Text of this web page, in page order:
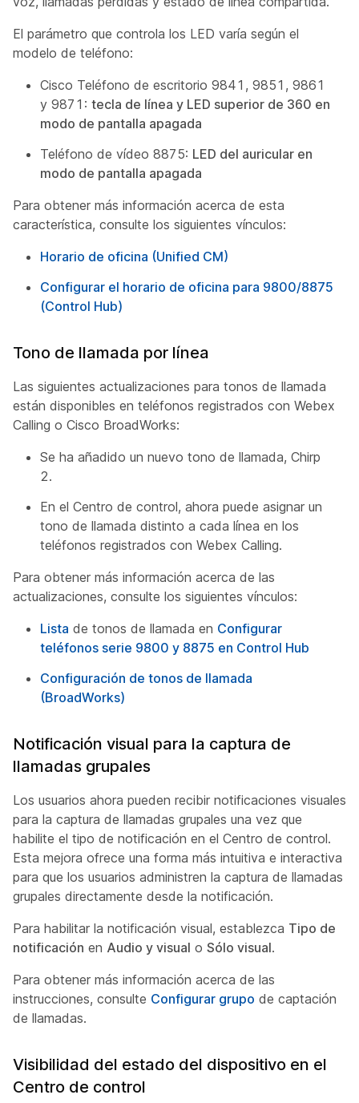
El parámetro que controla los LED varía según el
modelo de teléfono:
Cisco Teléfono de escritorio 9841, 9851, 9861
y 9871: tecla de línea y LED superior de 360 en
modo de pantalla apagada
Teléfono de vídeo 8875: LED del auricular en
modo de pantalla apagada
Para obtener más información acerca de esta
característica, consulte los siguientes vínculos:
Horario de oficina (Unified CM)
Configurar el horario de oficina para 9800/8875
(Control Hub)
Tono de llamada por línea
Las siguientes actualizaciones para tonos de llamada
están disponibles en teléfonos registrados con Webex
Calling o Cisco BroadWorks:
Se ha añadido un nuevo tono de llamada, Chirp
2.
En el Centro de control, ahora puede asignar un
tono de llamada distinto a cada línea en los
teléfonos registrados con Webex Calling.
Para obtener más información acerca de las
actualizaciones, consulte los siguientes vínculos:
Lista de tonos de llamada en Configurar
teléfonos serie 9800 y 8875 en Control Hub
Configuración de tonos de llamada
(BroadWorks)
Notificación visual para la captura de
llamadas grupales
Los usuarios ahora pueden recibir notificaciones visuales
para la captura de llamadas grupales una vez que
habilite el tipo de notificación en el Centro de control.
Esta mejora ofrece una forma más intuitiva e interactiva
para que los usuarios administren la captura de llamadas
grupales directamente desde la notificación.
Para habilitar la notificación visual, establezca Tipo de
notificación en Audio y visual o Sólo visual.
Para obtener más información acerca de las
instrucciones, consulte Configurar grupo de captación
de llamadas.
Visibilidad del estado del dispositivo en el
Centro de control